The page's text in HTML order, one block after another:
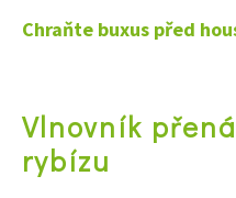
Chraňte buxus před
Vlnovník
rybízu